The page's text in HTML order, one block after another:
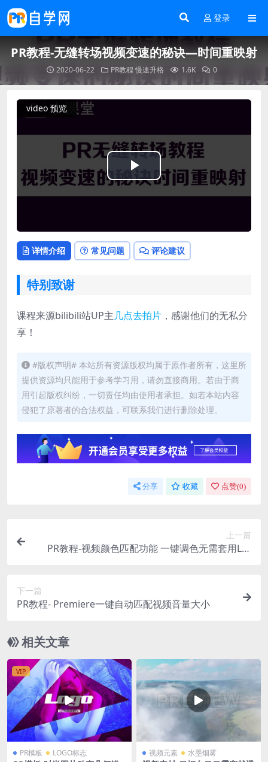
登录
PR教程-无缝转场视频变速的秘诀—时间重映射
2020-06-22 PR教程 慢速升格 1.6K 0
video 预览
Play
详情介绍 常见问题 评论建议
特别致谢
课程来源bilibili站UP主几点去拍片 ，感谢他们的无私分
享！
#版权声明# 本站所有资源版权均属于原作者所有，这里所
提供资源均只能用于参考学习用，请勿直接商用。若由于商
用引起版权纠纷，一切责任均由使用者承担。如若本站内容
侵犯了原著者的合法权益，可联系我们进行删除处理。
分享 收藏 点赞(0)
上一篇
PR教程-视频颜色匹配功能 一键调色无需套用Lut
下一篇
PR教程- Premiere一键自动匹配视频音量大小
相关文章
VIP
PR模板 LOGO标志 视频元素 水墨烟雾